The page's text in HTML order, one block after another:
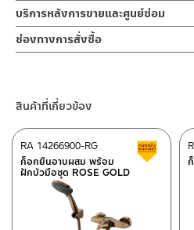
บริการหลังการขายและศูนย์ซ่อม
ช่องทางออนไลน์
– Email:
ศูนย์บริการและอะไหล่ กรุงเทพฯ
ช่องทางการสั่งซื้อ
– Shopee
–Lazada
ติดต่อพนักงานขาย / Contact
โทร: 02-285-5795
@charnpaiboon.sales
สินค้าที่เกี่ยวข้อง
ก็อกยืนอาบผสม พร้อม
ฝักบัวมือชุด ROSE GOLD
RA 14266900-RG สิ